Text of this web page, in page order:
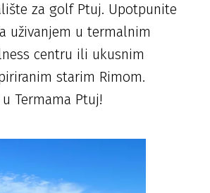
za golf Ptuj. Upotpunite
uživanjem u termalnim
centru ili ukusnim
starim Rimom.
Termama Ptuj!